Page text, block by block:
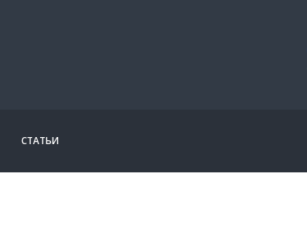
СТАТЬИ